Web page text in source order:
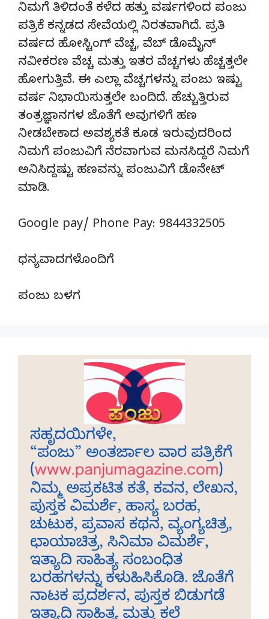
ನಿಮಗೆ ತಿಳಿದಂತೆ ಕಳೆದ ಹತ್ತು ವರ್ಷಗಳಿಂದ ಪಂಜು
ಪತ್ರಿಕೆ ಕನ್ನಡದ ಸೇವೆಯಲ್ಲಿ ನಿರತವಾಗಿದೆ. ಪ್ರತಿ
ವರ್ಷದ ಹೋಸ್ಟಿಂಗ್‌ ವೆಚ್ಚ, ವೆಬ್‌ ಡೊಮೈನ್‌
ನವೀಕರಣ ವೆಚ್ಚ ಮತ್ತು ಇತರ ವೆಚ್ಚಗಳು ಹೆಚ್ಚತ್ತಲೇ
ಹೋಗುತ್ತಿವೆ. ಈ ಎಲ್ಲಾ ವೆಚ್ಚಗಳನ್ನು ಪಂಜು ಇಷ್ಟು
ವರ್ಷ ನಿಭಾಯಿಸುತ್ತಲೇ ಬಂದಿದೆ. ಹೆಚ್ಚುತ್ತಿರುವ
ತಂತ್ರಜ್ಞಾನಗಳ ಜೊತೆಗೆ ಅವುಗಳಿಗೆ ಹಣ
ನೀಡಬೇಕಾದ ಅವಶ್ಯಕತೆ ಕೂಡ ಇರುವುದರಿಂದ
ನಿಮಗೆ ಪಂಜುವಿಗೆ ನೆರವಾಗುವ ಮನಸಿದ್ದರೆ ನಿಮಗೆ
ಅನಿಸಿದ್ದಷ್ಟು ಹಣವನ್ನು ಪಂಜುವಿಗೆ ಡೊನೇಟ್‌
ಮಾಡಿ.
Google pay/ Phone Pay: 9844332505
ಧನ್ಯವಾದಗಳೊಂದಿಗೆ
ಪಂಜು ಬಳಗ